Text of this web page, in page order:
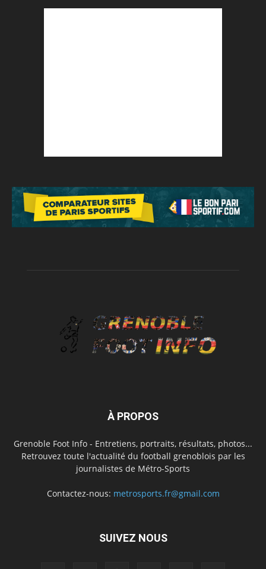
À PROPOS
Grenoble Foot Info - Entretiens, portraits, résultats, photos...
Retrouvez toute l'actualité du football grenoblois par les
journalistes de Métro-Sports
Contactez-nous: metrosports.fr@gmail.com
SUIVEZ NOUS